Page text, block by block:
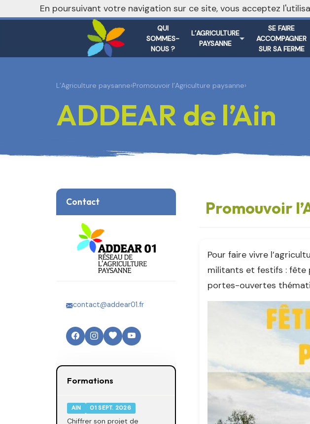
QUI
SOMMES-
NOUS ?
L’AGRICULTURE
PAYSANNE
SE FAIRE
ACCOMPAGNER
SUR SA FERME
nivo_2026: 1
L’Agriculture paysanne›Promouvoir l’Agriculture paysanne›
ADDEAR de l’Ain
Contact
contact@addear01.fr
Formations
AIN 01 SEPT. 2026
Chiffrer son projet de
Promouvoir
Pour faire vivre
militants et festifs : fête
portes-ouvertes
En poursuivant votre navigation sur ce site, vous acceptez